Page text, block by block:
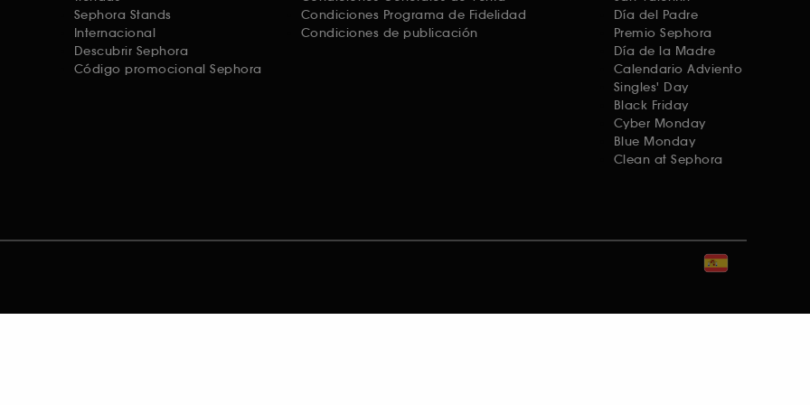
Sephora Stands
Internacional
Descubrir Sephora
Código promocional Sephora
Condiciones Programa de Fidelidad
Condiciones de publicación
Día del Padre
Premio Sephora
Día de la Madre
Calendario Adviento
Singles' Day
Black Friday
Cyber Monday
Blue Monday
Clean at Sephora